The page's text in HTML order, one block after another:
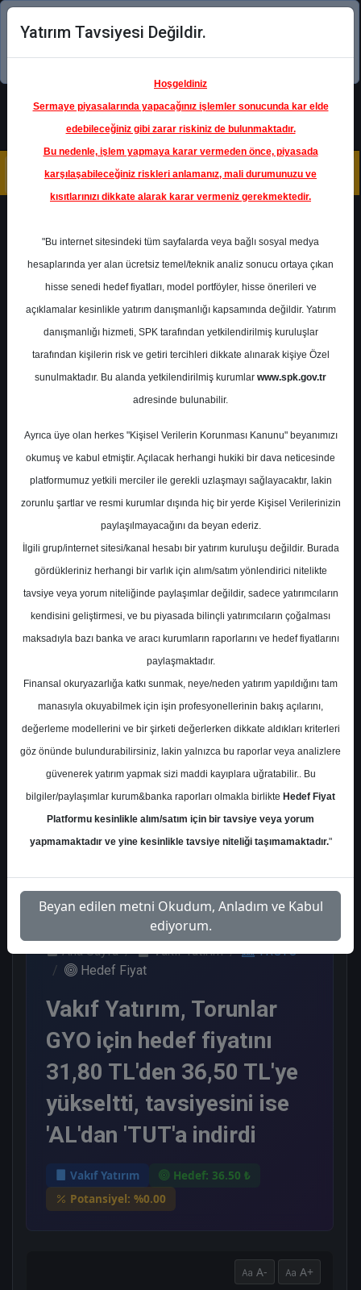
Şimdi uygulamayı indirin!
TRGYO- TORUNLAR
GAYRİMENKUL YATIRIM
Hedef Fiyat 36.50 ₺
Getiri
%0.00
1 3
En Yüksek Tahmin
Ortalama Fiyat Tahmini
Ortalama Getiri Potansiyeli
Kurum Sayısı
6
4 2
Ana Sayfa Vakıf Yatırım
TRGYO
Hedef Fiyat
Vakıf Yatırım, Torunlar
GYO için hedef fiyatını
31,80 TL'den 36,50 TL'ye
yükseltti, tavsiyesini ise
'AL'dan 'TUT'a indirdi
Vakıf Yatırım
Hedef: 36.50 ₺
Potansiyel: %0.00
A- A+
Yatırım Tavsiyesi Değildir.
Hoşgeldiniz
Sermaye piyasalarında yapacağınız işlemler sonucunda kar elde
edebileceğiniz gibi zarar riskiniz de bulunmaktadır.
Bu nedenle, işlem yapmaya karar vermeden önce, piyasada
karşılaşabileceğiniz riskleri anlamanız, mali durumunuzu ve
kısıtlarınızı dikkate alarak karar vermeniz gerekmektedir.
"Bu internet sitesindeki tüm sayfalarda veya bağlı sosyal medya
hesaplarında yer alan ücretsiz temel/teknik analiz sonucu ortaya çıkan
hisse senedi hedef fiyatları, model portföyler, hisse önerileri ve
açıklamalar kesinlikle yatırım danışmanlığı kapsamında değildir. Yatırım
danışmanlığı hizmeti, SPK tarafından yetkilendirilmiş kuruluşlar
tarafından kişilerin risk ve getiri tercihleri dikkate alınarak kişiye Özel
sunulmaktadır. Bu alanda yetkilendirilmiş kurumlar www.spk.gov.tr
adresinde bulunabilir.
Ayrıca üye olan herkes "Kişisel Verilerin Korunması Kanunu" beyanımızı
okumuş ve kabul etmiştir. Açılacak herhangi hukiki bir dava neticesinde
platformumuz yetkili merciler ile gerekli uzlaşmayı sağlayacaktır, lakin
zorunlu şartlar ve resmi kurumlar dışında hiç bir yerde Kişisel Verilerinizin
paylaşılmayacağını da beyan ederiz.
İlgili grup/internet sitesi/kanal hesabı bir yatırım kuruluşu değildir. Burada
gördükleriniz herhangi bir varlık için alım/satım yönlendirici nitelikte
tavsiye veya yorum niteliğinde paylaşımlar değildir, sadece yatırımcıların
kendisini geliştirmesi, ve bu piyasada bilinçli yatırımcıların çoğalması
maksadıyla bazı banka ve aracı kurumların raporlarını ve hedef fiyatlarını
paylaşmaktadır.
Finansal okuryazarlığa katkı sunmak, neye/neden yatırım yapıldığını tam
manasıyla okuyabilmek için işin profesyonellerinin bakış açılarını,
değerleme modellerini ve bir şirketi değerlerken dikkate aldıkları kriterleri
göz önünde bulundurabilirsiniz, lakin yalnızca bu raporlar veya analizlere
güvenerek yatırım yapmak sizi maddi kayıplara uğratabilir.. Bu
bilgiler/paylaşımlar kurum&banka raporları olmakla birlikte Hedef Fiyat
Platformu kesinlikle alım/satım için bir tavsiye veya yorum
yapmamaktadır ve yine kesinlikle tavsiye niteliği taşımamaktadır."
Beyan edilen metni Okudum, Anladım ve Kabul
ediyorum.